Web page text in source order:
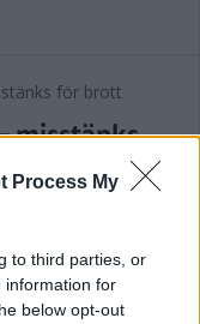
Process My
to third parties, or
information for
below opt-out
misstänks